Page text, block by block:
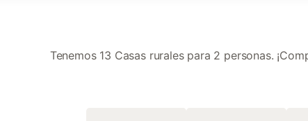
Tenemos 13 Casas rurales para 2 personas.